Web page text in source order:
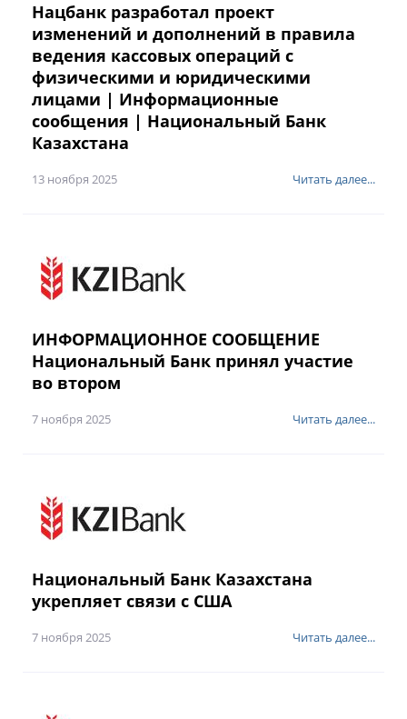
Нацбанк разработал проект
изменений и дополнений в правила
ведения кассовых операций с
физическими и юридическими
лицами | Информационные
сообщения | Национальный Банк
Казахстана
13 ноября 2025 Читать далее...
ИНФОРМАЦИОННОЕ СООБЩЕНИЕ
Национальный Банк принял участие
во втором
7 ноября 2025 Читать далее...
Национальный Банк Казахстана
укрепляет связи с США
7 ноября 2025 Читать далее...